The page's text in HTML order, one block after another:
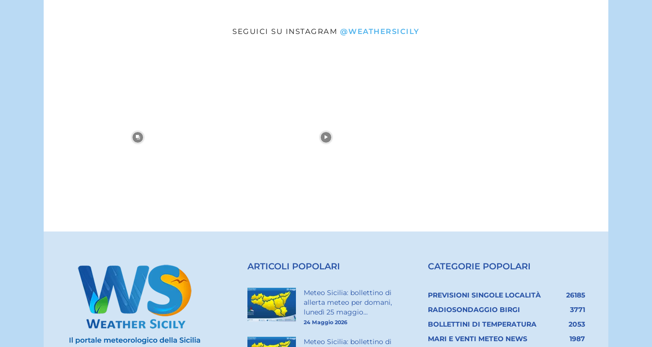
SEGUICI SU INSTAGRAM @WEATHERSICILY
ARTICOLI POPOLARI
Meteo Sicilia: bollettino di
allerta meteo per domani,
lunedì 25 maggio...
24 Maggio 2026
Meteo Sicilia: bollettino di
CATEGORIE POPOLARI
PREVISIONI SINGOLE LOCALITÀ
26185
RADIOSONDAGGIO BIRGI
3771
BOLLETTINI DI TEMPERATURA
2053
MARI E VENTI METEO NEWS
1987